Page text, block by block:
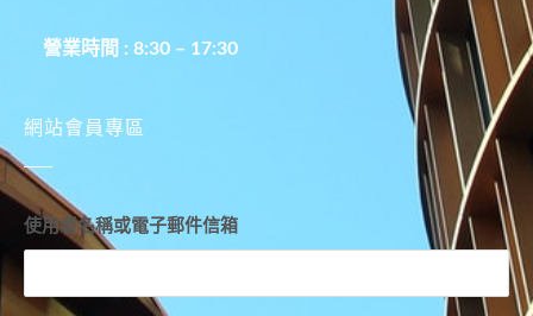
營業時間 : 8:30 – 17:30
網站會員專區
使用者名稱或電子郵件信箱